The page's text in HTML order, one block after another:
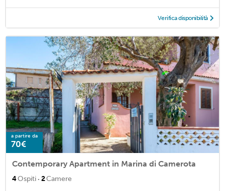
Verifica disponibilità
a partire da
70€
Contemporary Apartment in Marina di Camerota
4Ospiti · 2Camere